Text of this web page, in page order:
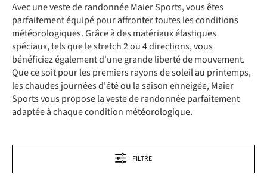
Avec une veste de randonnée Maier Sports, vous êtes
parfaitement équipé pour affronter toutes les conditions
météorologiques. Grâce à des matériaux élastiques
spéciaux, tels que le stretch 2 ou 4 directions, vous
bénéficiez également d'une grande liberté de mouvement.
Que ce soit pour les premiers rayons de soleil au printemps,
les chaudes journées d'été ou la saison enneigée, Maier
Sports vous propose la veste de randonnée parfaitement
adaptée à chaque condition météorologique.
FILTRE